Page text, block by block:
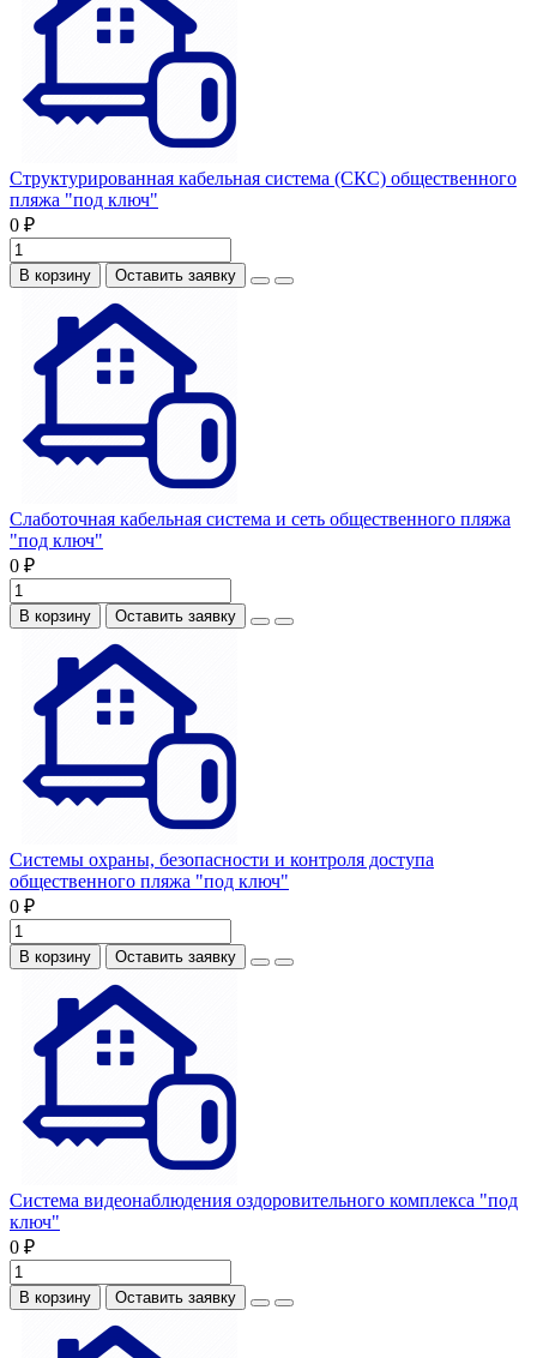
Структурированная кабельная система (СКС) общественного
пляжа "под ключ"
0 ₽
В корзину Оставить заявку
Слаботочная кабельная система и сеть общественного пляжа
"под ключ"
0 ₽
В корзину Оставить заявку
Системы охраны, безопасности и контроля доступа
общественного пляжа "под ключ"
0 ₽
В корзину Оставить заявку
Система видеонаблюдения оздоровительного комплекса "под
ключ"
0 ₽
В корзину Оставить заявку